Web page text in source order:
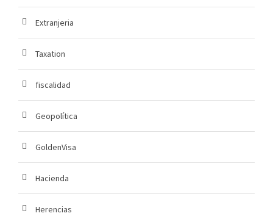
Extranjeria
Taxation
fiscalidad
Geopolítica
GoldenVisa
Hacienda
Herencias